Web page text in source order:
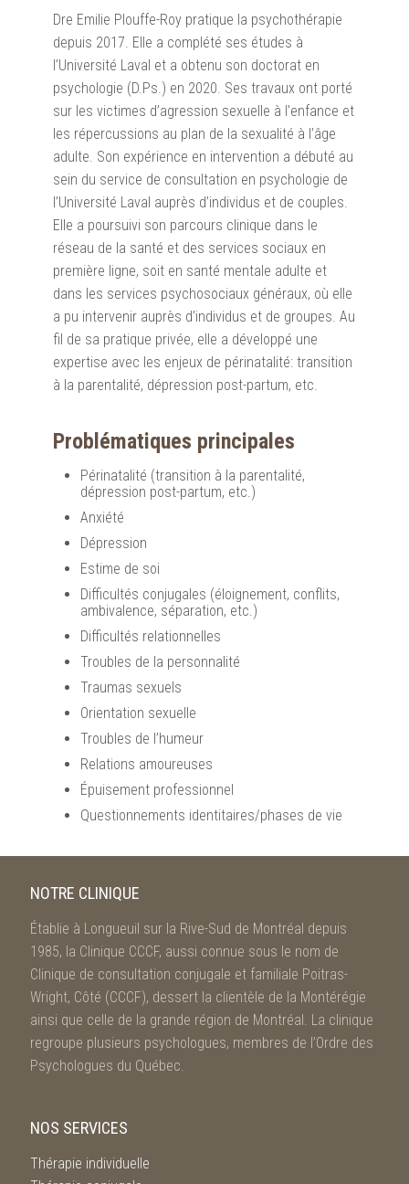
Dre Emilie Plouffe-Roy pratique la psychothérapie
depuis 2017. Elle a complété ses études à
l’Université Laval et a obtenu son doctorat en
psychologie (D.Ps.) en 2020. Ses travaux ont porté
sur les victimes d’agression sexuelle à l’enfance et
les répercussions au plan de la sexualité à l’âge
adulte. Son expérience en intervention a débuté au
sein du service de consultation en psychologie de
l’Université Laval auprès d’individus et de couples.
Elle a poursuivi son parcours clinique dans le
réseau de la santé et des services sociaux en
première ligne, soit en santé mentale adulte et
dans les services psychosociaux généraux, où elle
a pu intervenir auprès d’individus et de groupes. Au
fil de sa pratique privée, elle a développé une
expertise avec les enjeux de périnatalité: transition
à la parentalité, dépression post-partum, etc.
Problématiques principales
Périnatalité (transition à la parentalité,
dépression post-partum, etc.)
Anxiété
Dépression
Estime de soi
Difficultés conjugales (éloignement, conflits,
ambivalence, séparation, etc.)
Difficultés relationnelles
Troubles de la personnalité
Traumas sexuels
Orientation sexuelle
Troubles de l’humeur
Relations amoureuses
Épuisement professionnel
Questionnements identitaires/phases de vie
NOTRE CLINIQUE
Établie à Longueuil sur la Rive-Sud de Montréal depuis
1985, la Clinique CCCF, aussi connue sous le nom de
Clinique de consultation conjugale et familiale Poitras-
Wright, Côté (CCCF), dessert la clientèle de la Montérégie
ainsi que celle de la grande région de Montréal. La clinique
regroupe plusieurs psychologues, membres de l’Ordre des
Psychologues du Québec.
NOS SERVICES
Thérapie individuelle